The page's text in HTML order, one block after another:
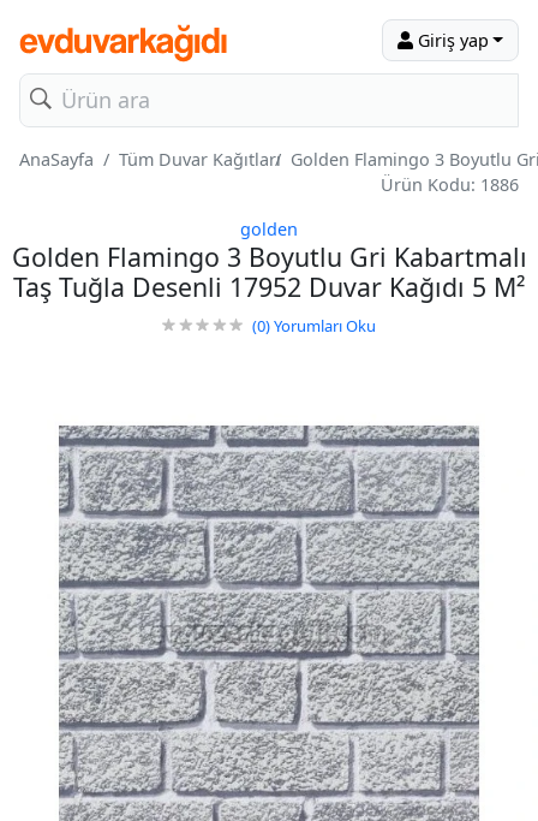
Giriş yap
AnaSayfa Tüm Duvar Kağıtları Golden Flamingo 3 Boyutlu
Ürün Kodu: 1886
golden
Golden Flamingo 3 Boyutlu Gri Kabartmalı
Taş Tuğla Desenli 17952 Duvar Kağıdı 5 M²
(0)Yorumları Oku